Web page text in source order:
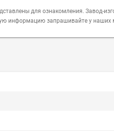
для ознакомления. Завод-
информацию запрашивайте у наших